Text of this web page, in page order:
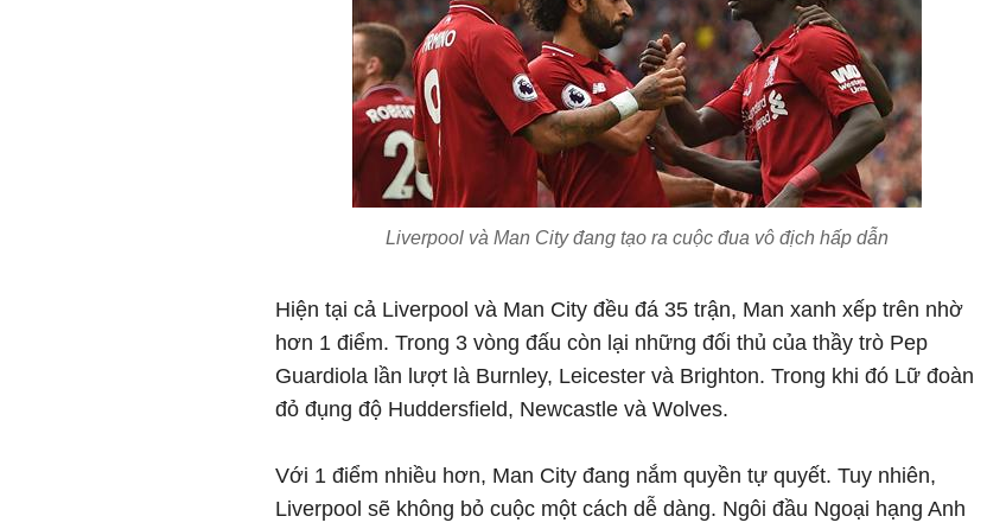
Liverpool và Man City đang tạo ra cuộc đua vô địch hấp dẫn
Hiện tại cả Liverpool và Man City đều đá 35 trận, Man xanh xếp trên nhờ
hơn 1 điểm. Trong 3 vòng đấu còn lại những đối thủ của thầy trò Pep
Guardiola lần lượt là Burnley, Leicester và Brighton. Trong khi đó Lữ đoàn
đỏ đụng độ Huddersfield, Newcastle và Wolves.
Với 1 điểm nhiều hơn, Man City đang nắm quyền tự quyết. Tuy nhiên,
Liverpool sẽ không bỏ cuộc một cách dễ dàng. Ngôi đầu Ngoại hạng Anh